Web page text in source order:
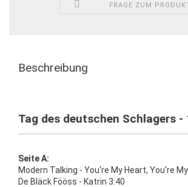
FRAGE ZUM
Beschreibung
Tag des deutschen Schlagers -
Seite A:
Modern Talking - You're My Heart, You're
De Bläck Fööss - Katrin 3:40